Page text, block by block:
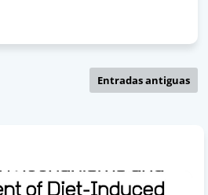
Entradas antiguas